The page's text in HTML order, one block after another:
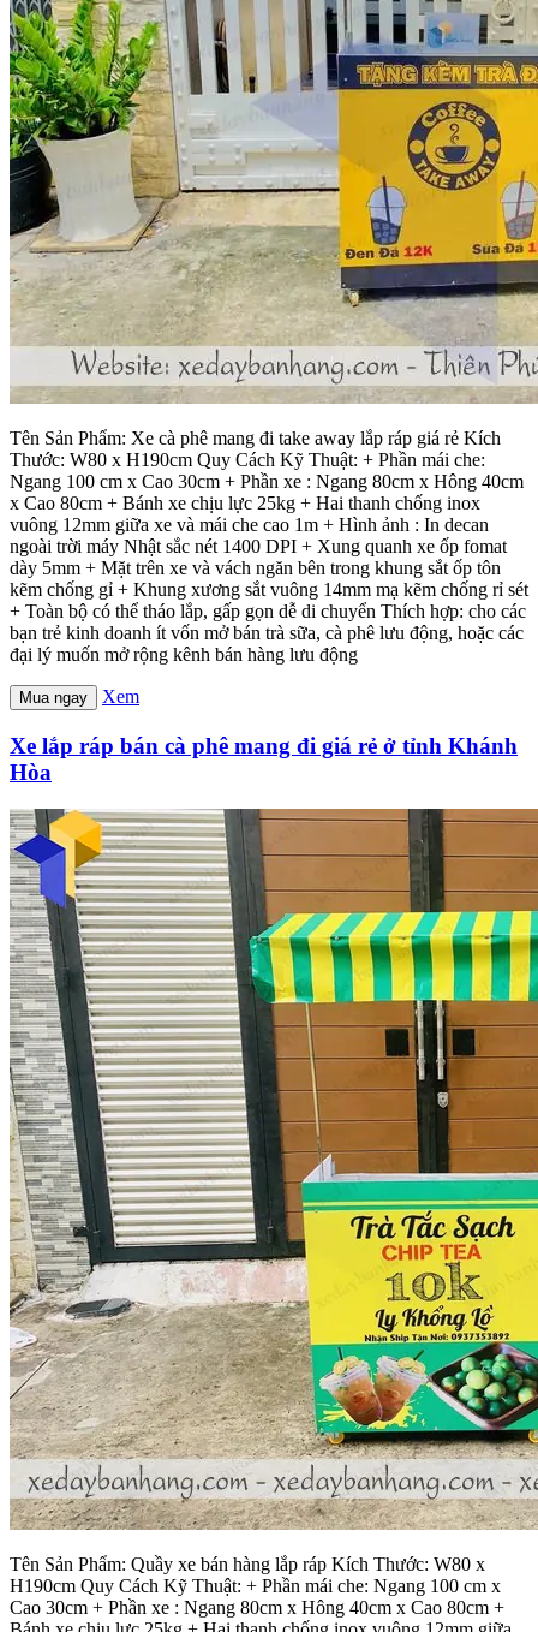
Tên Sản Phẩm: Xe cà phê mang đi take away lắp ráp giá rẻ Kích
Thước: W80 x H190cm Quy Cách Kỹ Thuật: + Phần mái che:
Ngang 100 cm x Cao 30cm + Phần xe : Ngang 80cm x Hông 40cm
x Cao 80cm + Bánh xe chịu lực 25kg + Hai thanh chống inox
vuông 12mm giữa xe và mái che cao 1m + Hình ảnh : In decan
ngoài trời máy Nhật sắc nét 1400 DPI + Xung quanh xe ốp fomat
dày 5mm + Mặt trên xe và vách ngăn bên trong khung sắt ốp tôn
kẽm chống gỉ + Khung xương sắt vuông 14mm mạ kẽm chống rỉ sét
+ Toàn bộ có thể tháo lắp, gấp gọn dễ di chuyển Thích hợp: cho các
bạn trẻ kinh doanh ít vốn mở bán trà sữa, cà phê lưu động, hoặc các
đại lý muốn mở rộng kênh bán hàng lưu động
Mua ngay Xem
Xe lắp ráp bán cà phê mang đi giá rẻ ở tỉnh Khánh
Hòa
Tên Sản Phẩm: Quầy xe bán hàng lắp ráp Kích Thước: W80 x
H190cm Quy Cách Kỹ Thuật: + Phần mái che: Ngang 100 cm x
Cao 30cm + Phần xe : Ngang 80cm x Hông 40cm x Cao 80cm +